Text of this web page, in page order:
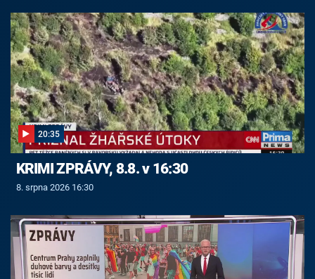
20:35
KRIMI ZPRÁVY, 8.8. v 16:30
8. srpna 2026 16:30